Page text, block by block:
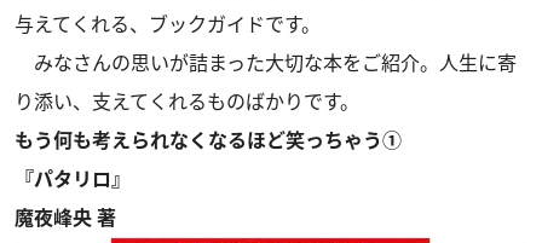
与えてくれる、ブックガイドです。
みなさんの思いが詰まった大切な本をご紹介。人生に寄
り添い、支えてくれるものばかりです。
もう何も考えられなくなるほど笑っちゃう①
『パタリロ』
魔夜峰央 著